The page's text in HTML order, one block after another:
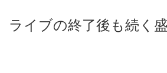
ライブの終了後も続く